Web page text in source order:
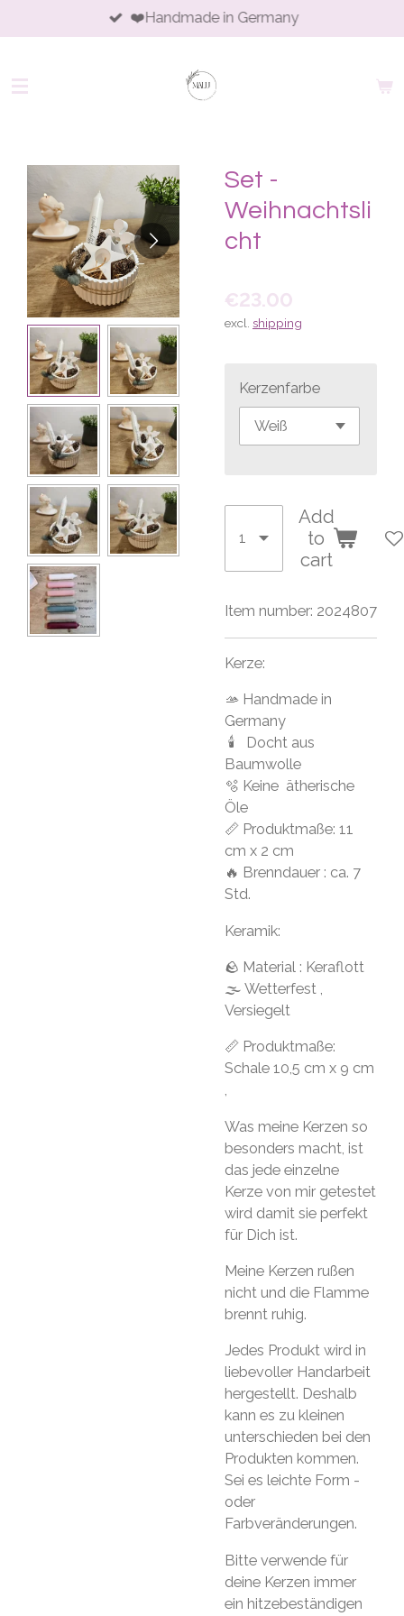
to
content
❤️Handmade in Germany
Set -
Weihnachtsli
cht
€23.00
excl. shipping
Kerzenfarbe
Add
to
cart
Item number: 2024807
Kerze:
🫴 Handmade in
Germany
🕯 Docht aus
Baumwolle
🫧 Keine ätherische
Öle
📏 Produktmaße: 11
cm x 2 cm
🔥 Brenndauer : ca. 7
Std.
Keramik:
🪨 Material : Keraflott
🌫 Wetterfest ,
Versiegelt
📏 Produktmaße:
Schale 10,5 cm x 9 cm
,
Was meine Kerzen so
besonders macht, ist
das jede einzelne
Kerze von mir getestet
wird damit sie perfekt
für Dich ist.
Meine Kerzen rußen
nicht und die Flamme
brennt ruhig.
Jedes Produkt wird in
liebevoller Handarbeit
hergestellt. Deshalb
kann es zu kleinen
unterschieden bei den
Produkten kommen.
Sei es leichte Form -
oder
Farbveränderungen.
Bitte verwende für
deine Kerzen immer
ein hitzebeständigen